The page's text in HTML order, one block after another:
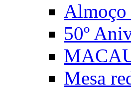
Almoço
50º
Mesa